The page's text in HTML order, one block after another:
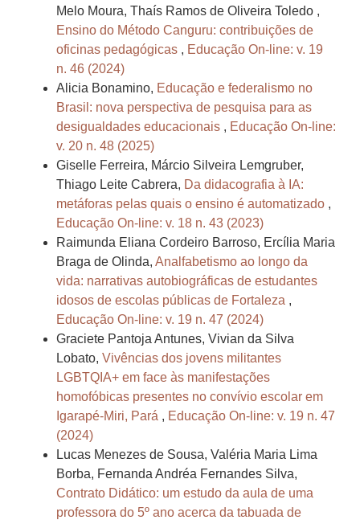
Melo Moura, Thaís Ramos de Oliveira Toledo ,
Ensino do Método Canguru: contribuições de
oficinas pedagógicas , Educação On-line: v. 19
n. 46 (2024)
Alicia Bonamino, Educação e federalismo no
Brasil: nova perspectiva de pesquisa para as
desigualdades educacionais , Educação On-line:
v. 20 n. 48 (2025)
Giselle Ferreira, Márcio Silveira Lemgruber,
Thiago Leite Cabrera, Da didacografia à IA:
metáforas pelas quais o ensino é automatizado ,
Educação On-line: v. 18 n. 43 (2023)
Raimunda Eliana Cordeiro Barroso, Ercília Maria
Braga de Olinda, Analfabetismo ao longo da
vida: narrativas autobiográficas de estudantes
idosos de escolas públicas de Fortaleza ,
Educação On-line: v. 19 n. 47 (2024)
Graciete Pantoja Antunes, Vivian da Silva
Lobato, Vivências dos jovens militantes
LGBTQIA+ em face às manifestações
homofóbicas presentes no convívio escolar em
Igarapé-Miri, Pará , Educação On-line: v. 19 n. 47
(2024)
Lucas Menezes de Sousa, Valéria Maria Lima
Borba, Fernanda Andréa Fernandes Silva,
Contrato Didático: um estudo da aula de uma
professora do 5º ano acerca da tabuada de